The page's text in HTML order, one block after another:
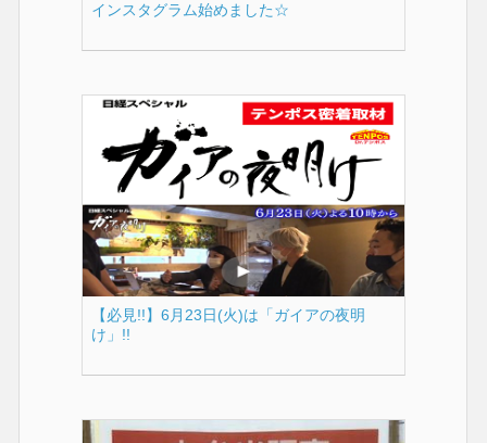
インスタグラム始めました☆
【必見!!】6月23日(火)は「ガイアの夜明
け」!!